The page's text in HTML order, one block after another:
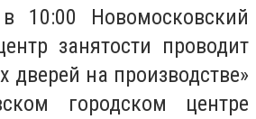
10:00 Новомосковский
занятости проводит
дверей на производстве»
городском центре